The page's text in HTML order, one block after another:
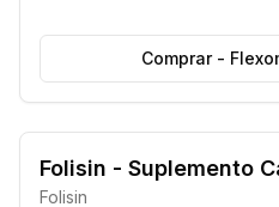
Comprar-
Folisin - Suplemento
Folisin